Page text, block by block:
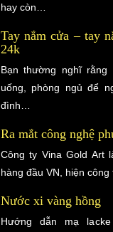
hay còn…
Tay nắm cửa – tay
24k
Bạn thường nghĩ
uống, phòng ngủ để
đình…
Ra mắt công nghệ
Công ty Vina Gold Art
hàng đầu VN, hiện công
Nước xi vàng hồng
Hướng dẫn mạ